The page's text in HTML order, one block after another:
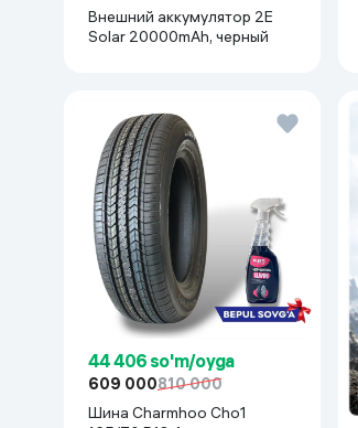
Внешний аккумулятор 2E
Solar 20000mAh, черный
44 406 so'm/oyga
609 000810 000
Шина Charmhoo Cho1